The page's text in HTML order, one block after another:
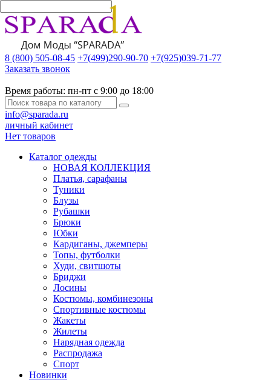
8 (800) 505-08-45 +7(499)290-90-70 +7(925)039-71-77
Заказать звонок
Время работы: пн-пт с 9:00 до 18:00
info@sparada.ru
личный кабинет
Нет товаров
Каталог одежды
НОВАЯ КОЛЛЕКЦИЯ
Платья, сарафаны
Туники
Блузы
Рубашки
Брюки
Юбки
Кардиганы, джемперы
Топы, футболки
Худи, свитшоты
Бриджи
Лосины
Костюмы, комбинезоны
Спортивные костюмы
Жакеты
Жилеты
Нарядная одежда
Распродажа
Спорт
Новинки